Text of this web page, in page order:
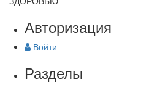
Авторизация
Войти
Разделы